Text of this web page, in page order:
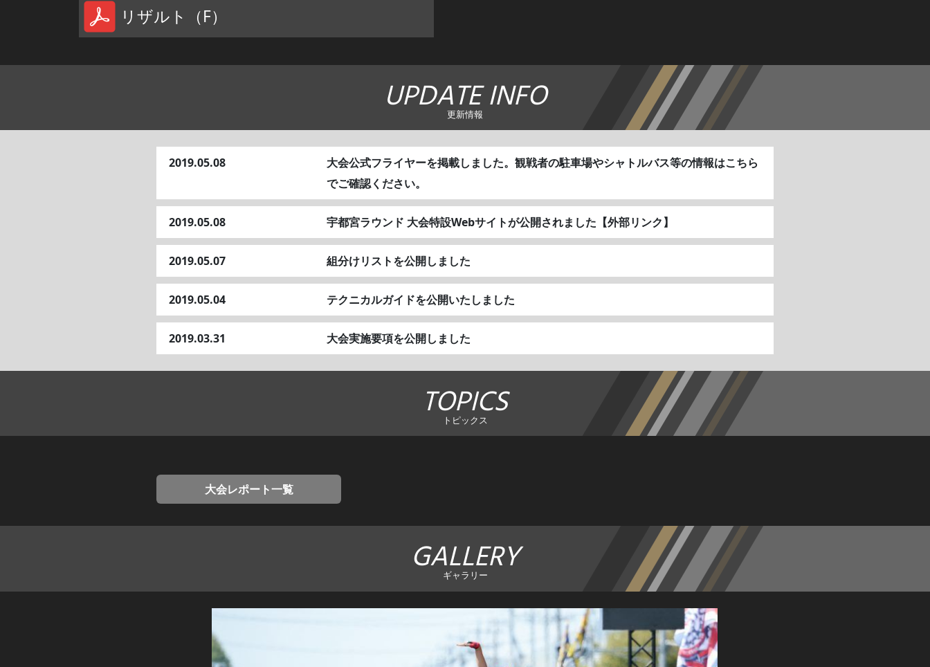
リザルト（F）
UPDATE INFO
更新情報
2019.05.08
大会公式フライヤーを掲載しました。観戦者の駐車場やシャトルバス等の情報はこちら
でご確認ください。
2019.05.08 宇都宮ラウンド 大会特設Webサイトが公開されました【外部リンク】
2019.05.07 組分けリストを公開しました
2019.05.04 テクニカルガイドを公開いたしました
2019.03.31 大会実施要項を公開しました
TOPICS
トピックス
大会レポート一覧
GALLERY
ギャラリー